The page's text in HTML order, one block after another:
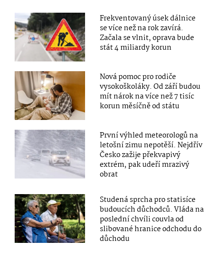
Frekventovaný úsek dálnice
se více než na rok zavírá.
Začala se vlnit, oprava bude
stát 4 miliardy korun
Nová pomoc pro rodiče
vysokoškoláky. Od září budou
mít nárok na více než 7 tisíc
korun měsíčně od státu
První výhled meteorologů na
letošní zimu nepotěší. Nejdřív
Česko zažije překvapivý
extrém, pak udeří mrazivý
obrat
Studená sprcha pro statisíce
budoucích důchodců. Vláda na
poslední chvíli couvla od
slibované hranice odchodu do
důchodu